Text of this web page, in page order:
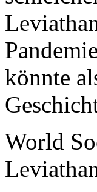
könnte
World